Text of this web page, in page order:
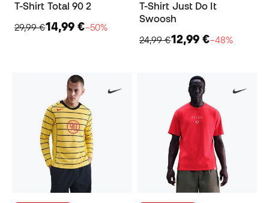
T-Shirt Total 90 2
29,99 €14,99 €−50%
T-Shirt Just Do It
Swoosh
24,99 €12,99 €−48%